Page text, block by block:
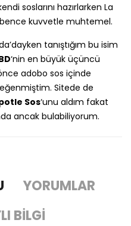
soslarını hazırlarken La
kuvvetle muhtemel.
tanıştığım bu isim
‘nin en büyük üçüncü
adobo sos içinde
Sitede de
Sos‘unu aldım fakat
ancak bulabiliyorum.
YORUMLAR
BILGI